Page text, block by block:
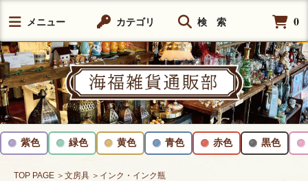
メニュー カテゴリ 検 索 0
紫色 緑色 黄色 青色 赤色 黒色
TOP PAGE ＞文房具 ＞インク・インク瓶